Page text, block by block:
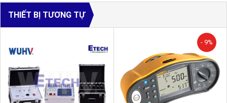
THIẾT BỊ TƯƠNG TỰ
- 9%